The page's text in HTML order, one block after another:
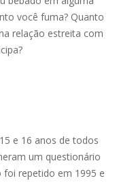
você fuma? Quanto
relação estreita com
e 16 anos de todos
um questionário
foi repetido em 1995 e